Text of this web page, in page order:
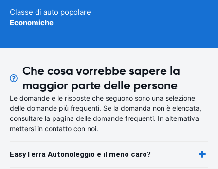
Classe di auto popolare
Economiche
Che cosa vorrebbe sapere la
maggior parte delle persone
Le domande e le risposte che seguono sono una selezione
delle domande più frequenti. Se la domanda non è elencata,
consultare la pagina delle domande frequenti. In alternativa
mettersi in contatto con noi.
EasyTerra Autonoleggio è il meno caro?